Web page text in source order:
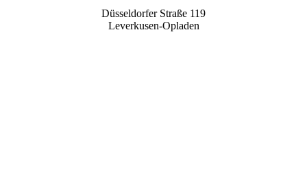
Düsseldorfer Straße 119
Leverkusen-Opladen